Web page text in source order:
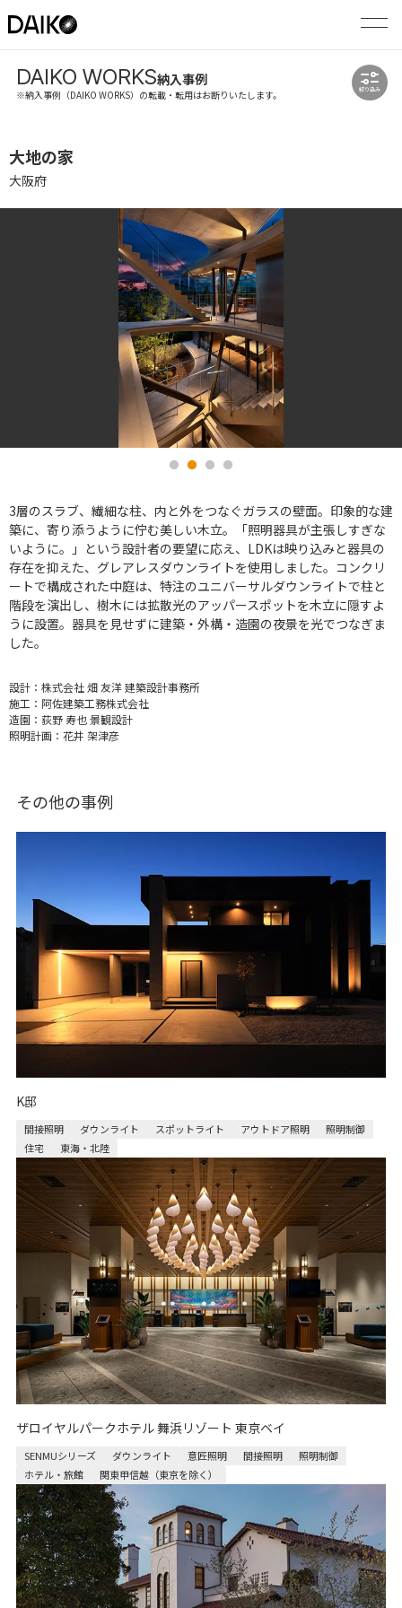
DAIKO WORKS納入事例
※納入事例（DAIKO WORKS）の転載・転用はお断りいたします。 絞り込み
大地の家
大阪府
3層のスラブ、繊細な柱、内と外をつなぐガラスの壁面。印象的な建
築に、寄り添うように佇む美しい木立。「照明器具が主張しすぎな
いように。」という設計者の要望に応え、LDKは映り込みと器具の
存在を抑えた、グレアレスダウンライトを使用しました。コンクリ
ートで構成された中庭は、特注のユニバーサルダウンライトで柱と
階段を演出し、樹木には拡散光のアッパースポットを木立に隠すよ
うに設置。器具を見せずに建築・外構・造園の夜景を光でつなぎま
した。
設計： 株式会社 畑 友洋 建築設計事務所
施工： 阿佐建築工務株式会社
造園： 荻野 寿也 景観設計
照明計画： 花井 架津彦
その他の事例
K邸
間接照明 ダウンライト スポットライト アウトドア照明
照明制御
住宅
東海・北陸
ザロイヤルパークホテル 舞浜リゾート 東京ベイ
SENMUシリーズ ダウンライト 意匠照明 間接照明
照明制御
ホテル・旅館
関東甲信越（東京を除く）